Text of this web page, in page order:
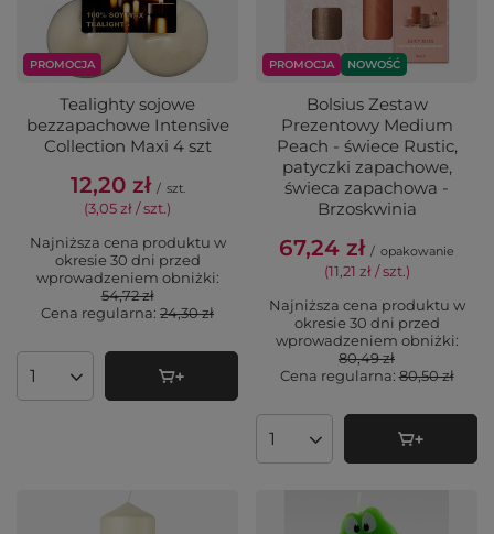
PROMOCJA
Tealighty sojowe
bezzapachowe Intensive
Collection Maxi 4 szt
12,20 zł / szt.
(3,05 zł / szt.)
Najniższa cena produktu w
okresie 30 dni przed
wprowadzeniem obniżki:
54,72 zł
Cena regularna: 24,30 zł
Ilość produktów
PROMOCJA NOWOŚĆ
Bolsius Zestaw
Prezentowy Medium
Peach - świece Rustic,
patyczki zapachowe,
świeca zapachowa -
Brzoskwinia
67,24 zł / opakowanie
(11,21 zł / szt.)
Najniższa cena produktu w
okresie 30 dni przed
wprowadzeniem obniżki:
80,49 zł
Cena regularna:80,50 zł
Ilość produktów